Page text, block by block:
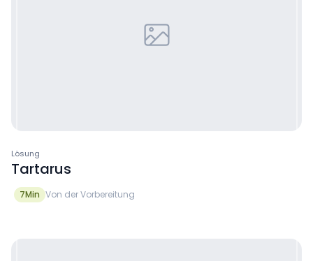
Lösung
Tartarus
7Min Von der Vorbereitung